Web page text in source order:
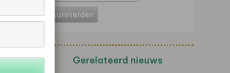
Gerelateerd nieuws